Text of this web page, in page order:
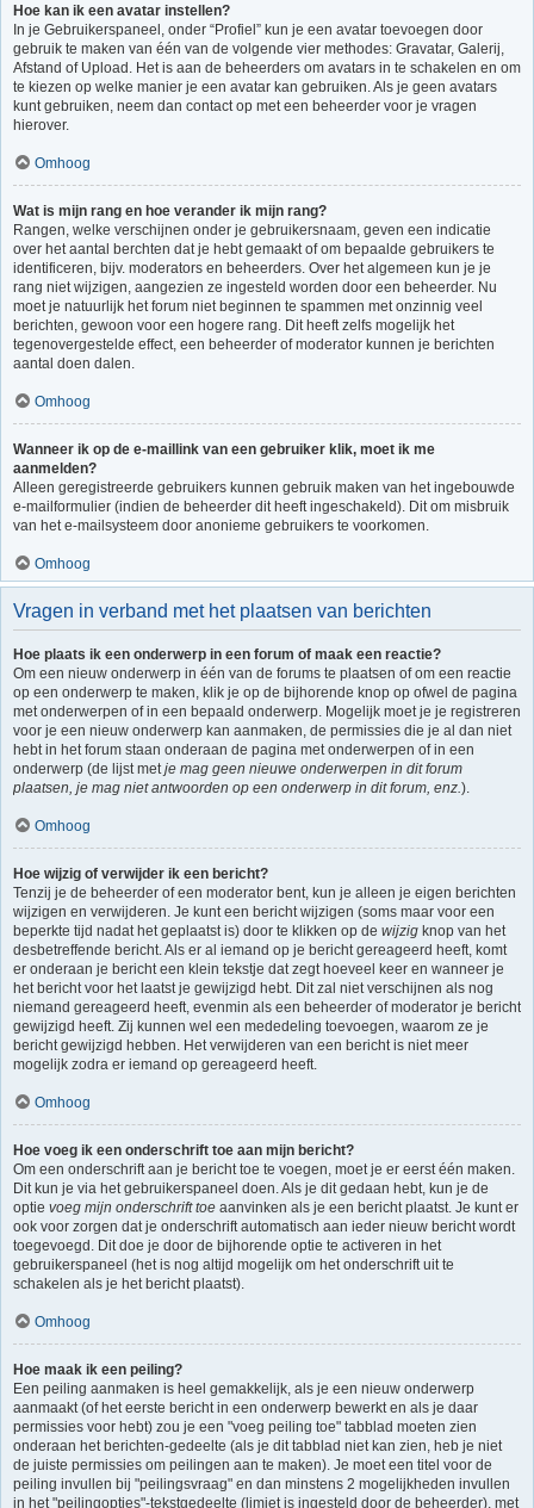
Hoe kan ik een avatar instellen?
In je Gebruikerspaneel, onder “Profiel” kun je een avatar toevoegen door
gebruik te maken van één van de volgende vier methodes: Gravatar, Galerij,
Afstand of Upload. Het is aan de beheerders om avatars in te schakelen en om
te kiezen op welke manier je een avatar kan gebruiken. Als je geen avatars
kunt gebruiken, neem dan contact op met een beheerder voor je vragen
hierover.
Omhoog
Wat is mijn rang en hoe verander ik mijn rang?
Rangen, welke verschijnen onder je gebruikersnaam, geven een indicatie
over het aantal berchten dat je hebt gemaakt of om bepaalde gebruikers te
identificeren, bijv. moderators en beheerders. Over het algemeen kun je je
rang niet wijzigen, aangezien ze ingesteld worden door een beheerder. Nu
moet je natuurlijk het forum niet beginnen te spammen met onzinnig veel
berichten, gewoon voor een hogere rang. Dit heeft zelfs mogelijk het
tegenovergestelde effect, een beheerder of moderator kunnen je berichten
aantal doen dalen.
Omhoog
Wanneer ik op de e-maillink van een gebruiker klik, moet ik me
aanmelden?
Alleen geregistreerde gebruikers kunnen gebruik maken van het ingebouwde
e-mailformulier (indien de beheerder dit heeft ingeschakeld). Dit om misbruik
van het e-mailsysteem door anonieme gebruikers te voorkomen.
Omhoog
Vragen in verband met het plaatsen van berichten
Hoe plaats ik een onderwerp in een forum of maak een reactie?
Om een nieuw onderwerp in één van de forums te plaatsen of om een reactie
op een onderwerp te maken, klik je op de bijhorende knop op ofwel de pagina
met onderwerpen of in een bepaald onderwerp. Mogelijk moet je je registreren
voor je een nieuw onderwerp kan aanmaken, de permissies die je al dan niet
hebt in het forum staan onderaan de pagina met onderwerpen of in een
onderwerp (de lijst metje mag geen nieuwe onderwerpen in dit forum
plaatsen, je mag niet antwoorden op een onderwerp in dit forum, enz.).
Omhoog
Hoe wijzig of verwijder ik een bericht?
Tenzij je de beheerder of een moderator bent, kun je alleen je eigen berichten
wijzigen en verwijderen. Je kunt een bericht wijzigen (soms maar voor een
beperkte tijd nadat het geplaatst is) door te klikken op de wijzig knop van het
desbetreffende bericht. Als er al iemand op je bericht gereageerd heeft, komt
er onderaan je bericht een klein tekstje dat zegt hoeveel keer en wanneer je
het bericht voor het laatst je gewijzigd hebt. Dit zal niet verschijnen als nog
niemand gereageerd heeft, evenmin als een beheerder of moderator je bericht
gewijzigd heeft. Zij kunnen wel een mededeling toevoegen, waarom ze je
bericht gewijzigd hebben. Het verwijderen van een bericht is niet meer
mogelijk zodra er iemand op gereageerd heeft.
Omhoog
Hoe voeg ik een onderschrift toe aan mijn bericht?
Om een onderschrift aan je bericht toe te voegen, moet je er eerst één maken.
Dit kun je via het gebruikerspaneel doen. Als je dit gedaan hebt, kun je de
optie voeg mijn onderschrift toe aanvinken als je een bericht plaatst. Je kunt er
ook voor zorgen dat je onderschrift automatisch aan ieder nieuw bericht wordt
toegevoegd. Dit doe je door de bijhorende optie te activeren in het
gebruikerspaneel (het is nog altijd mogelijk om het onderschrift uit te
schakelen als je het bericht plaatst).
Omhoog
Hoe maak ik een peiling?
Een peiling aanmaken is heel gemakkelijk, als je een nieuw onderwerp
aanmaakt (of het eerste bericht in een onderwerp bewerkt en als je daar
permissies voor hebt) zou je een "voeg peiling toe" tabblad moeten zien
onderaan het berichten-gedeelte (als je dit tabblad niet kan zien, heb je niet
de juiste permissies om peilingen aan te maken). Je moet een titel voor de
peiling invullen bij "peilingsvraag" en dan minstens 2 mogelijkheden invullen
in het "peilingopties"-tekstgedeelte (limiet is ingesteld door de beheerder), met